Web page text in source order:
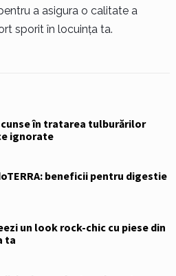
a asigura o calitate a
sporit în locuința ta.
în tratarea tulburărilor
ignorate
beneficii pentru digestie
un look rock-chic cu piese din
ta